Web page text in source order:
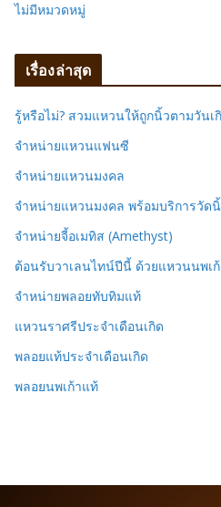
ไม่มีหมวดหมู่
เรื่องล่าสุด
รู้หรือไม่? สวมแหวนให้ถูกนิ้วตามวันเ
จำหน่ายแหวนแฟนซี
จำหน่ายแหวนมงคล
จำหน่ายแหวนมงคล พร้อมบริการวัด
จำหน่ายจี้อเมทิส (Amethyst)
ต้อนรับวาเลนไทน์ปีนี้ ด้วยแหวนนพเ
จำหน่ายพลอยทับทิมแท้
แหวนราศรีประจำเดือนเกิด
พลอยแท้ประจำเดือนเกิด
พลอยนพเก้าแท้